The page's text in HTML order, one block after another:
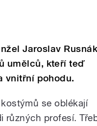
Jaroslav Rusnák
umělců, kteří teď
vnitřní pohodu.
se oblékají
různých profesí.